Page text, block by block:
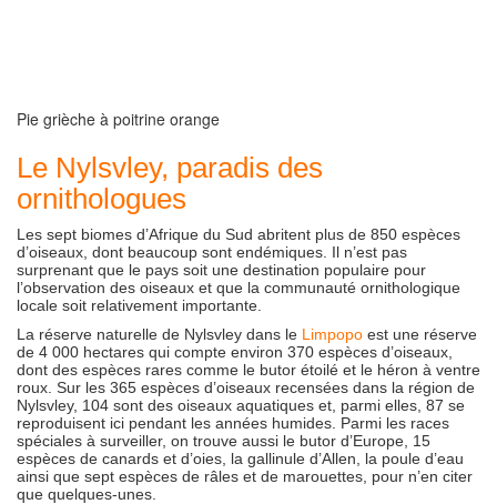
Pie grièche à poitrine orange
Le Nylsvley, paradis des
ornithologues
Les sept biomes d’Afrique du Sud abritent plus de 850 espèces
d’oiseaux, dont beaucoup sont endémiques. Il n’est pas
surprenant que le pays soit une destination populaire pour
l’observation des oiseaux et que la communauté ornithologique
locale soit relativement importante.
La réserve naturelle de Nylsvley dans le Limpopo est une réserve
de 4 000 hectares qui compte environ 370 espèces d’oiseaux,
dont des espèces rares comme le butor étoilé et le héron à ventre
roux. Sur les 365 espèces d’oiseaux recensées dans la région de
Nylsvley, 104 sont des oiseaux aquatiques et, parmi elles, 87 se
reproduisent ici pendant les années humides. Parmi les races
spéciales à surveiller, on trouve aussi le butor d’Europe, 15
espèces de canards et d’oies, la gallinule d’Allen, la poule d’eau
ainsi que sept espèces de râles et de marouettes, pour n’en citer
que quelques-unes.